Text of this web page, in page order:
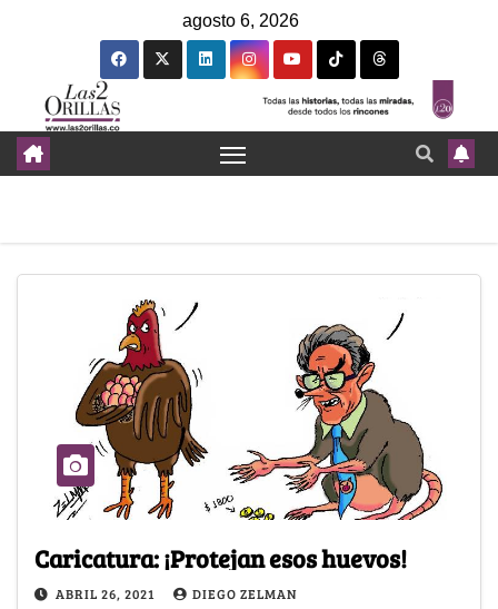
agosto 6, 2026
Caricatura: ¡Protejan esos huevos!
ABRIL 26, 2021 DIEGO ZELMAN